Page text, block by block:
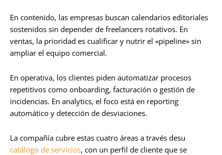
En contenido, las empresas buscan calendarios editoriales
sostenidos sin depender de freelancers rotativos. En
ventas, la prioridad es cualificar y nutrir el «pipeline» sin
ampliar el equipo comercial.
En operativa, los clientes piden automatizar procesos
repetitivos como onboarding, facturación o gestión de
incidencias. En analytics, el foco está en reporting
automático y detección de desviaciones.
La compañía cubre estas cuatro áreas a través desu
catálogo de servicios, con un perfil de cliente que se